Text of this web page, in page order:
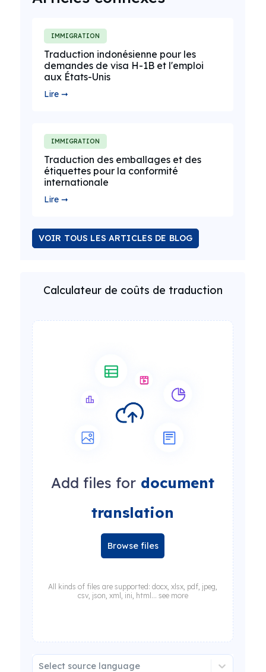
IMMIGRATION
Traduction indonésienne pour les
demandes de visa H-1B et l'emploi
aux États-Unis
Lire ➞
IMMIGRATION
Traduction des emballages et des
étiquettes pour la conformité
internationale
Lire ➞
VOIR TOUS LES ARTICLES DE BLOG
Calculateur de coûts de traduction
Add files for document
translation
Browse files
All kinds of files are supported: docx, xlsx, pdf, jpeg,
csv, json, xml, ini, html... see more
Select source language